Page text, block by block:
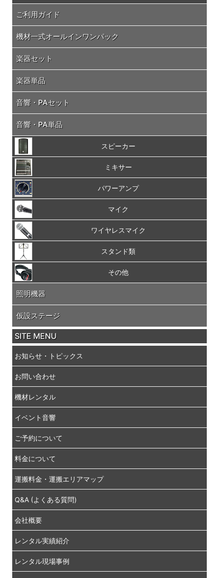
ご利用ガイド
機材一式オールインワンパック
楽器セット
楽器単品
音響・PAセット
音響・PA単品
スピーカー
ミキサー
パワーアンプ
マイク
ワイヤレスマイク
スタンド類
その他
照明機器
仮設ステージ
SITE MENU
お知らせ・トピックス
お問い合わせ
機材レンタル
イベント音響
ご予約について
料金について
運搬料金・運搬エリアマップ
Q&A (よくある質問)
会社概要
レンタル実績紹介
レンタル現場事例